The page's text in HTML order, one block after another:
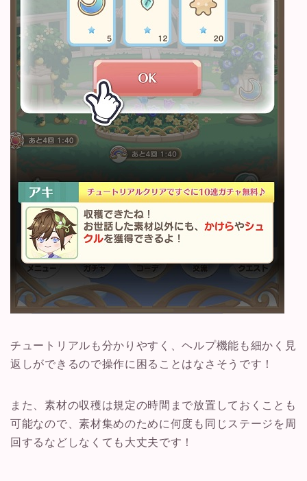
チュートリアルも分かりやすく、ヘルプ機能も細かく見
返しができるので操作に困ることはなさそうです！
また、素材の収穫は規定の時間まで放置しておくことも
可能なので、素材集めのために何度も同じステージを周
回するなどしなくても大丈夫です！